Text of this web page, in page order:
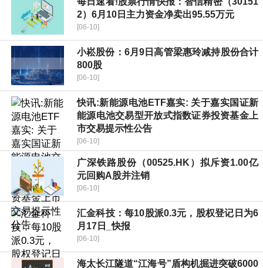
2）6月10日主力资金净卖出95.55万元
[06-10]
小崧股份：6月9日高管梁惠玲减持股份合计
800股
[06-10]
快讯:新能源电池ETF嘉实: 关于嘉实国证新
能源电池交易型开放式指数证券投资基金上
市交易提示性公告
[06-10]
广深铁路股份（00525.HK）拟斥资1.00亿
元回购A股并注销
[06-10]
汇金科技：每10股派0.3元，股权登记日为6
月17日_快报
[06-10]
海太长江隧道“江海号”盾构机掘进突破6000